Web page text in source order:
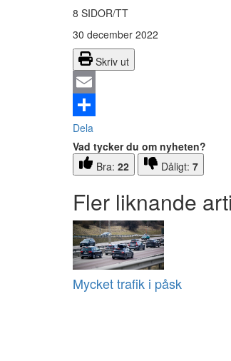
8 SIDOR/TT
30 december 2022
Skriv ut
Email
Dela
Vad tycker du om nyheten?
Bra: 22 Dåligt: 7
Fler liknande
Mycket trafik i påsk